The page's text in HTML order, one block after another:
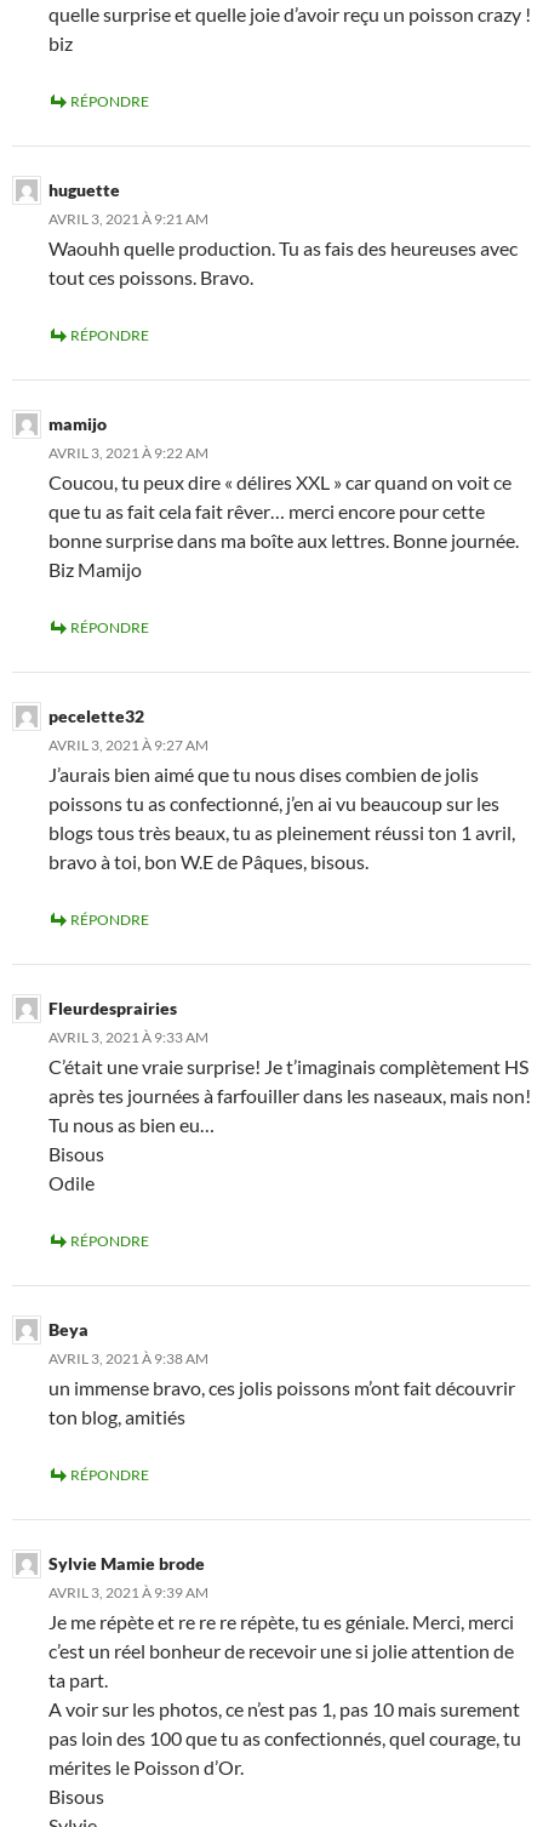
quelle surprise et quelle joie d’avoir reçu un poisson crazy !
biz
RÉPONDRE
huguette
AVRIL 3, 2021 À 9:21 AM
Waouhh quelle production. Tu as fais des heureuses avec
tout ces poissons. Bravo.
RÉPONDRE
mamijo
AVRIL 3, 2021 À 9:22 AM
Coucou, tu peux dire « délires XXL » car quand on voit ce
que tu as fait cela fait rêver… merci encore pour cette
bonne surprise dans ma boîte aux lettres. Bonne journée.
Biz Mamijo
RÉPONDRE
pecelette32
AVRIL 3, 2021 À 9:27 AM
J’aurais bien aimé que tu nous dises combien de jolis
poissons tu as confectionné, j’en ai vu beaucoup sur les
blogs tous très beaux, tu as pleinement réussi ton 1 avril,
bravo à toi, bon W.E de Pâques, bisous.
RÉPONDRE
Fleurdesprairies
AVRIL 3, 2021 À 9:33 AM
C’était une vraie surprise! Je t’imaginais complètement HS
après tes journées à farfouiller dans les naseaux, mais non!
Tu nous as bien eu…
Bisous
Odile
RÉPONDRE
Beya
AVRIL 3, 2021 À 9:38 AM
un immense bravo, ces jolis poissons m’ont fait découvrir
ton blog, amitiés
RÉPONDRE
Sylvie Mamie brode
AVRIL 3, 2021 À 9:39 AM
Je me répète et re re re répète, tu es géniale. Merci, merci
c’est un réel bonheur de recevoir une si jolie attention de
ta part.
A voir sur les photos, ce n’est pas 1, pas 10 mais surement
pas loin des 100 que tu as confectionnés, quel courage, tu
mérites le Poisson d’Or.
Bisous